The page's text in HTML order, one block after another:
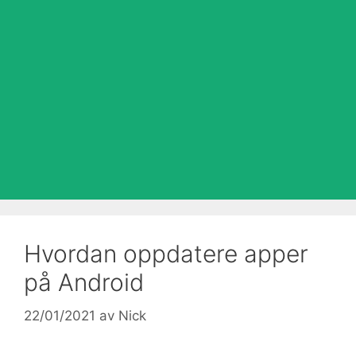
Hvordan oppdatere apper
på Android
22/01/2021 av Nick